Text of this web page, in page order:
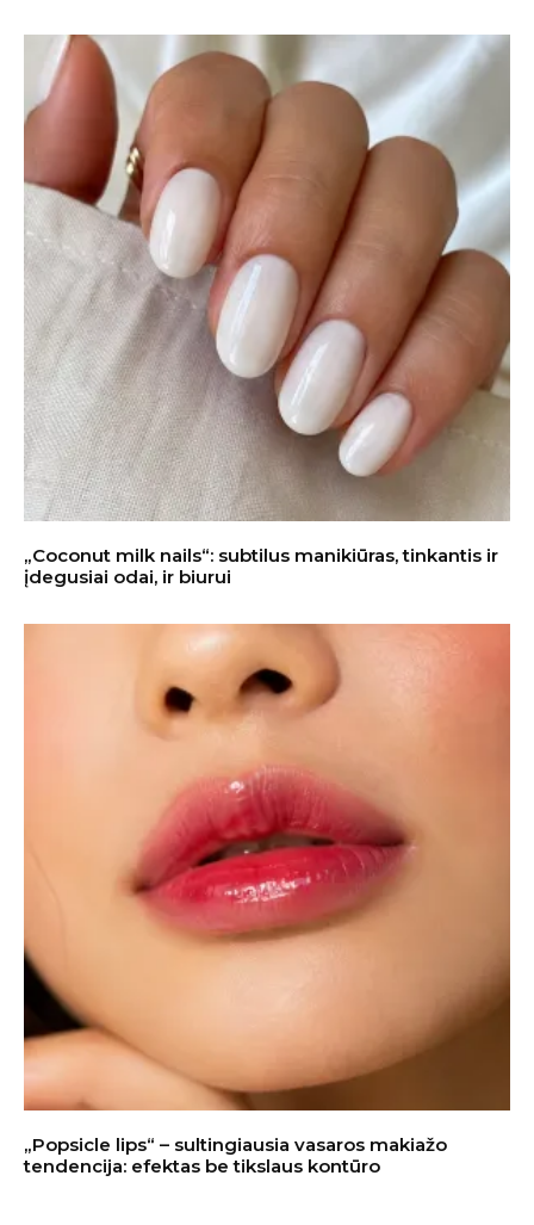
„Coconut milk nails“: subtilus manikiūras, tinkantis ir
įdegusiai odai, ir biurui
„Popsicle lips“ – sultingiausia vasaros makiažo
tendencija: efektas be tikslaus kontūro